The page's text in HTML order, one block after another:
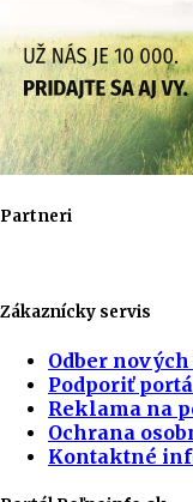
Partneri
Zákaznícky servis
Odber
Podporiť
Reklama na
Ochrana
Kontaktné